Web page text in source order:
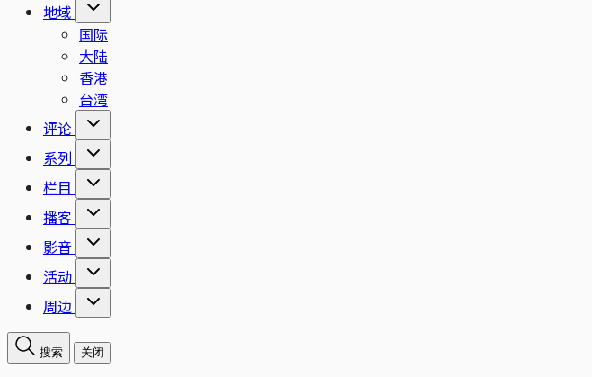
地域
国际
大陆
香港
台湾
评论
系列
栏目
播客
影音
活动
周边
搜索 关闭